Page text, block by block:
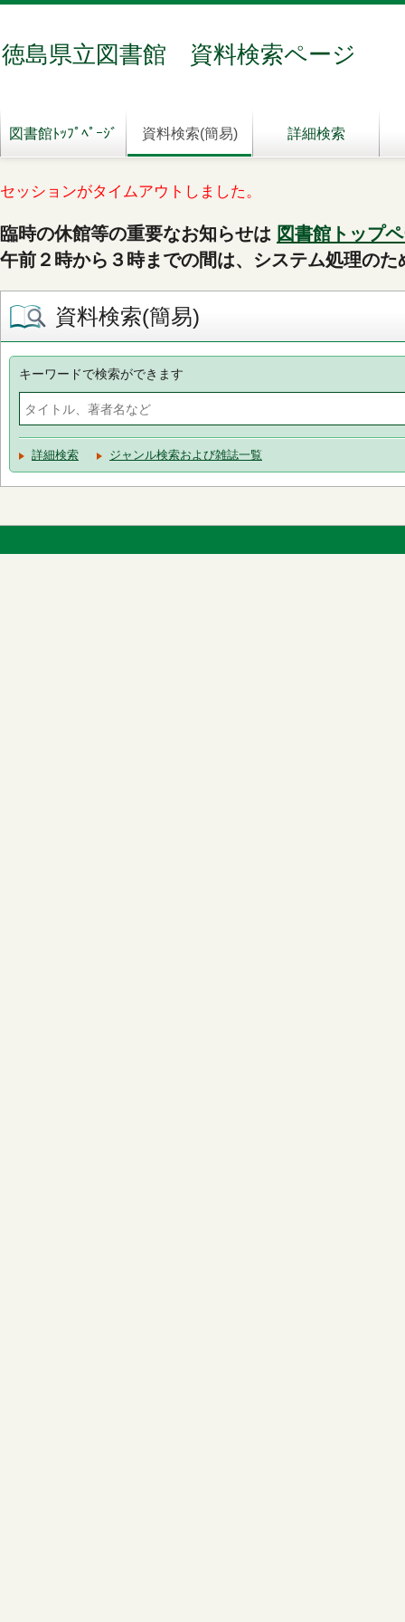
徳島県立図書館 資料検索ページ
図書館ﾄｯﾌﾟﾍﾟｰｼﾞ 資料検索(簡易) 詳細検索
セッションがタイムアウトしました。
臨時の休館等の重要なお知らせは 図書館トップ
午前２時から３時までの間は、システム処理の
資料検索(簡易)
キーワードで検索ができます
詳細検索 ジャンル検索および雑誌一覧